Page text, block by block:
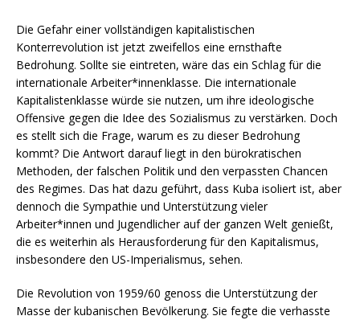
Die Gefahr einer vollständigen kapitalistischen
Konterrevolution ist jetzt zweifellos eine ernsthafte
Bedrohung. Sollte sie eintreten, wäre das ein Schlag für die
internationale Arbeiter*innenklasse. Die internationale
Kapitalistenklasse würde sie nutzen, um ihre ideologische
Offensive gegen die Idee des Sozialismus zu verstärken. Doch
es stellt sich die Frage, warum es zu dieser Bedrohung
kommt? Die Antwort darauf liegt in den bürokratischen
Methoden, der falschen Politik und den verpassten Chancen
des Regimes. Das hat dazu geführt, dass Kuba isoliert ist, aber
dennoch die Sympathie und Unterstützung vieler
Arbeiter*innen und Jugendlicher auf der ganzen Welt genießt,
die es weiterhin als Herausforderung für den Kapitalismus,
insbesondere den US-Imperialismus, sehen.
Die Revolution von 1959/60 genoss die Unterstützung der
Masse der kubanischen Bevölkerung. Sie fegte die verhasste